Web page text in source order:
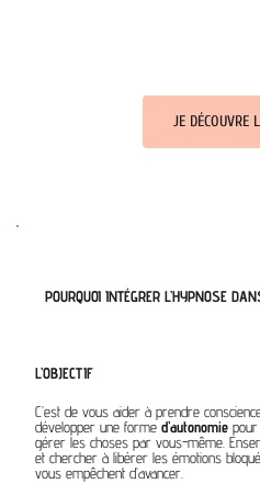
JE DÉCOUVRE
POURQUOI INTÉGRER L’HYPNOSE
L’OBJECTIF
C’est de vous aider à prendre
développer une forme d’autonomie
gérer les choses par vous-même.
et chercher à libérer les émotions
vous empêchent d’avancer.